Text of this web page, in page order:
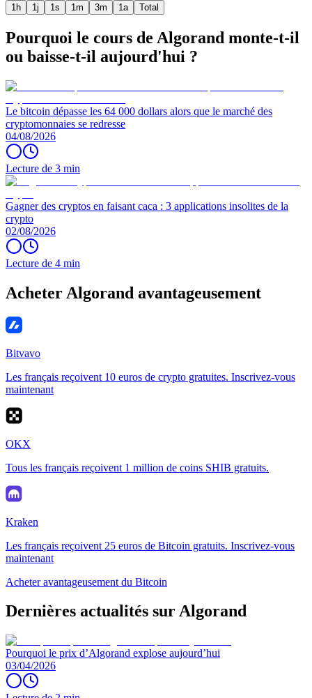
1h 1j 1s 1m 3m 1a Total
Pourquoi le cours de Algorand monte-t-il
ou baisse-t-il aujourd'hui ?
Le bitcoin dépasse les 64 000 dollars alors que le marché des
cryptomonnaies se redresse
04/08/2026
Lecture de 3 min
Gagner des cryptos en faisant caca : 3 applications insolites de la
crypto
02/08/2026
Lecture de 4 min
Acheter Algorand avantageusement
Bitvavo
Les français reçoivent 10 euros de crypto gratuites. Inscrivez-vous
maintenant
OKX
Tous les français reçoivent 1 million de coins SHIB gratuits.
Kraken
Les français reçoivent 25 euros de Bitcoin gratuits. Inscrivez-vous
maintenant
Acheter avantageusement du Bitcoin
Dernières actualités sur Algorand
Pourquoi le prix d’Algorand explose aujourd’hui
03/04/2026